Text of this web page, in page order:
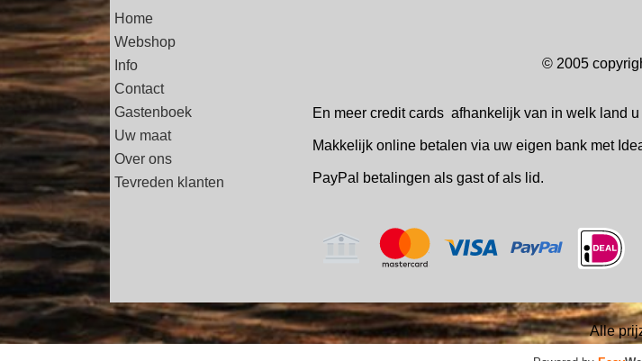
Home
Webshop
Info
Contact
Gastenboek
Uw maat
Over ons
Tevreden klanten
© 2005
En meer credit cards afhankelijk van in welk land
Makkelijk online betalen via uw eigen bank met
PayPal betalingen als gast of als lid.
Alle